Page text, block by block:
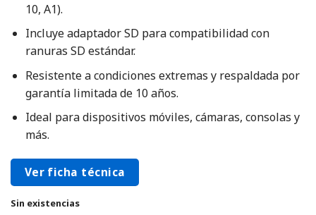
10, A1).
Incluye adaptador SD para compatibilidad con
ranuras SD estándar.
Resistente a condiciones extremas y respaldada por
garantía limitada de 10 años.
Ideal para dispositivos móviles, cámaras, consolas y
más.
Ver ficha técnica
Sin existencias